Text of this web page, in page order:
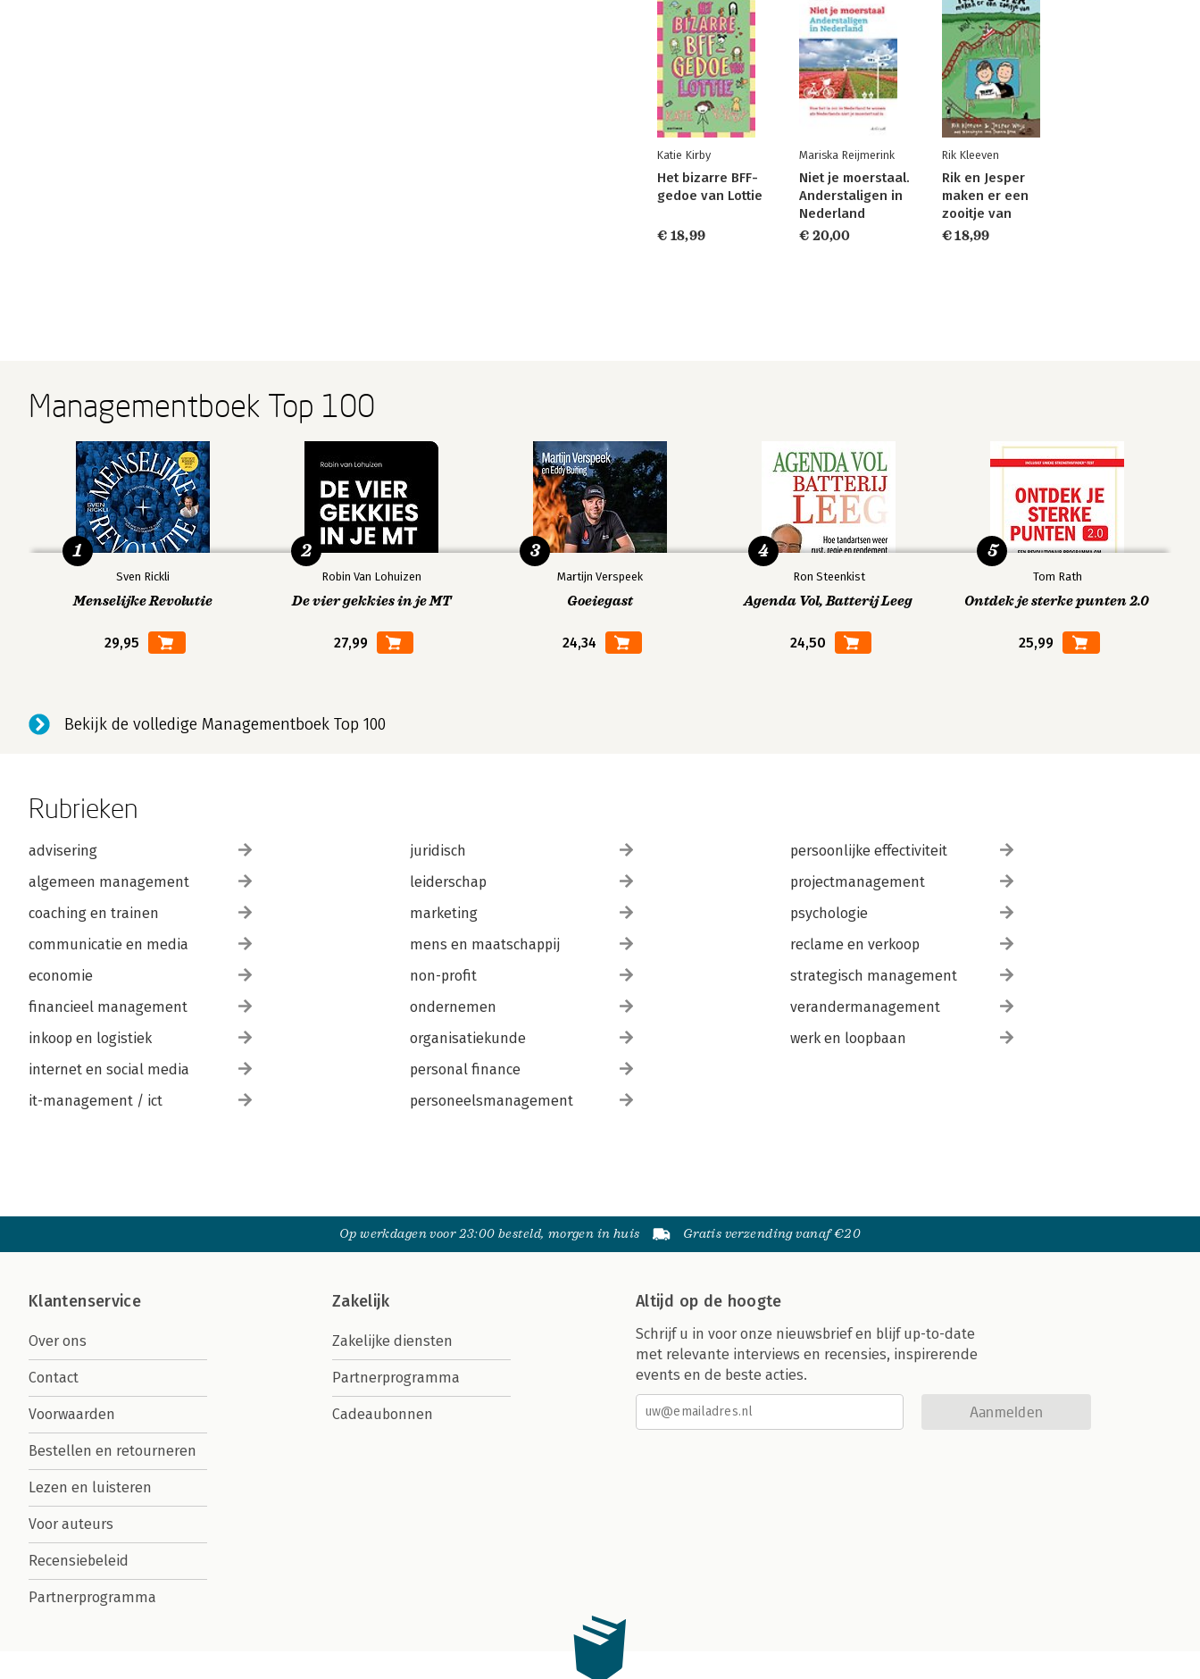
Katie Kirby
Het bizarre BFF-
gedoe van Lottie
€ 18,99
Mariska Reijmerink
Niet je moerstaal.
Anderstaligen in
Nederland
€ 20,00
Rik Kleeven
Rik en Jesper
maken er een
zooitje van
€ 18,99
Managementboek Top 100
Sven Rickli
Menselijke Revolutie
29,95
1
Robin Van Lohuizen
De vier gekkies in je MT
27,99
2
Martijn Verspeek
Goeiegast
24,34
3
Ron Steenkist
Agenda Vol, Batterij Leeg
24,50
4
Tom Rath
Ontdek je sterke punten 2.0
25,99
5
Bekijk de volledige Managementboek Top 100
Rubrieken
advisering
algemeen management
coaching en trainen
communicatie en media
economie
financieel management
inkoop en logistiek
internet en social media
it-management / ict
juridisch
leiderschap
marketing
mens en maatschappij
non-profit
ondernemen
organisatiekunde
personal finance
personeelsmanagement
persoonlijke effectiviteit
projectmanagement
psychologie
reclame en verkoop
strategisch management
verandermanagement
werk en loopbaan
Op werkdagen voor 23:00 besteld, morgen in huis Gratis verzending vanaf €20
Klantenservice
Over ons
Contact
Voorwaarden
Bestellen en retourneren
Lezen en luisteren
Voor auteurs
Recensiebeleid
Partnerprogramma
Zakelijk
Zakelijke diensten
Partnerprogramma
Cadeaubonnen
Altijd op de hoogte
Schrijf u in voor onze nieuwsbrief en blijf up-to-date
met relevante interviews en recensies, inspirerende
events en de beste acties.
Aanmelden